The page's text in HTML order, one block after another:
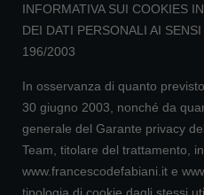
INFORMATIVA SUI COOKIES
DEI DATI PERSONALI AI SENSI
196/2003
In osservanza di quanto
30 giugno 2003, nonché da
generale del Garante privacy
Team, titolare del trattamento,
www.francescodefabiani.it e